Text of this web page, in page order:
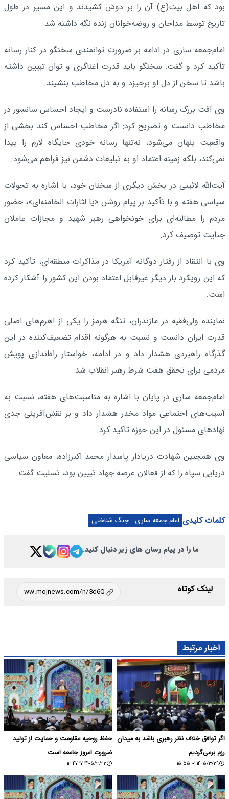
بود که اهل بیت(ع) آن را بر دوش کشیدند و این مسیر در طول
تاریخ توسط مداحان و روضه‌خوانان زنده نگه داشته شد.
امام‌جمعه ساری در ادامه بر ضرورت توانمندی سخنگو در کنار رسانه
تأکید کرد و گفت: سخنگو باید قدرت اغناگری و توان تبیین داشته
باشد تا سخن از دل او برخیزد و به دل مخاطب بنشیند.
وی آفت بزرگ رسانه را استفاده نادرست و ایجاد احساس سانسور در
مخاطب دانست و تصریح کرد: اگر مخاطب احساس کند بخشی از
واقعیت پنهان می‌شود، نه‌تنها رسانه خودی جایگاه لازم را پیدا
نمی‌کند، بلکه زمینه اعتماد او به تبلیغات دشمن نیز فراهم می‌شود.
آیت‌الله لائینی در بخش دیگری از سخنان خود، با اشاره به تحولات
سیاسی هفته و با تأکید بر پیام روشن «یا لثارات الخامنه‌ای»، حضور
مردم را مطالبه‌ای برای خونخواهی رهبر شهید و مجازات عاملان
جنایت توصیف کرد.
وی با انتقاد از رفتار دوگانه آمریکا در مذاکرات منطقه‌ای، تأکید کرد
که این رویکرد بار دیگر غیرقابل اعتماد بودن این کشور را آشکار کرده
است.
نماینده ولی‌فقیه در مازندران، تنگه هرمز را یکی از اهرم‌های اصلی
قدرت ایران دانست و نسبت به هرگونه اقدام تضعیف‌کننده در این
گذرگاه راهبردی هشدار داد و در ادامه، خواستار راه‌اندازی پویش
مردمی برای تحقق هفت شرط رهبر انقلاب شد.
امام‌جمعه ساری در پایان با اشاره به مناسبت‌های هفته، نسبت به
آسیب‌های اجتماعی مواد مخدر هشدار داد و بر نقش‌آفرینی جدی
نهادهای مسئول در این حوزه تاکید کرد.
وی همچنین شهادت دریادار پاسدار محمد اکبرزاده، معاون سیاسی
دریایی سپاه را که از فعالان عرصه جهاد تبیین بود، تسلیت گفت.
کلمات کلیدی امام جمعه ساری جنگ شناختی
ما را در پیام رسان های زیر دنبال کنید.
لینک کوتاه
اخبار مرتبط
اگر توافق خلاف نظر رهبری باشد به میدان
رزم برمی‌گردیم
۱۴۰۵/۳/۲۹ ۱۵:۵۵:۰۱
حفظ روحیه مقاومت و حمایت از تولید
ضرورت امروز جامعه است
۱۴۰۵/۳/۲۲ ۱۳:۴۷:۱۷